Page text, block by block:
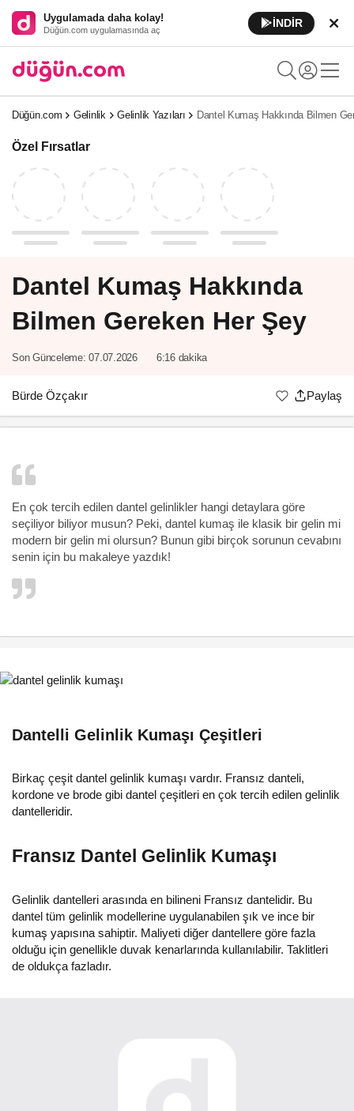
Uygulamada daha kolay!
Düğün.com uygulamasında aç
İNDİR
Düğün.com Gelinlik Gelinlik Yazıları Dantel Kumaş Hakkında Bilmen
Özel Fırsatlar
Dantel Kumaş Hakkında
Bilmen Gereken Her Şey
Son Günceleme: 07.07.2026 6:16 dakika
Bürde Özçakır Paylaş
En çok tercih edilen dantel gelinlikler hangi detaylara göre
seçiliyor biliyor musun? Peki, dantel kumaş ile klasik bir gelin mi
modern bir gelin mi olursun? Bunun gibi birçok sorunun cevabını
senin için bu makaleye yazdık!
Dantelli Gelinlik Kumaşı Çeşitleri
Birkaç çeşit dantel gelinlik kumaşı vardır. Fransız danteli,
kordone ve brode gibi dantel çeşitleri en çok tercih edilen gelinlik
dantelleridir.
Fransız Dantel Gelinlik Kumaşı
Gelinlik dantelleri arasında en bilineni Fransız dantelidir. Bu
dantel tüm gelinlik modellerine uygulanabilen şık ve ince bir
kumaş yapısına sahiptir. Maliyeti diğer dantellere göre fazla
olduğu için genellikle duvak kenarlarında kullanılabilir. Taklitleri
de oldukça fazladır.